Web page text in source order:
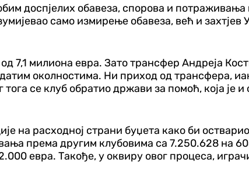
доспјелих обавеза, спорова и
само измирење обавеза, већ и
милиона евра. Зато трансфер Андреја
околностима. Ни приход од трансфера,
се клуб обратио држави за помоћ, која је
на расходној страни буџета како би
према другим клубовима са 7.250.628 на
евра. Такође, у оквиру овог процеса,